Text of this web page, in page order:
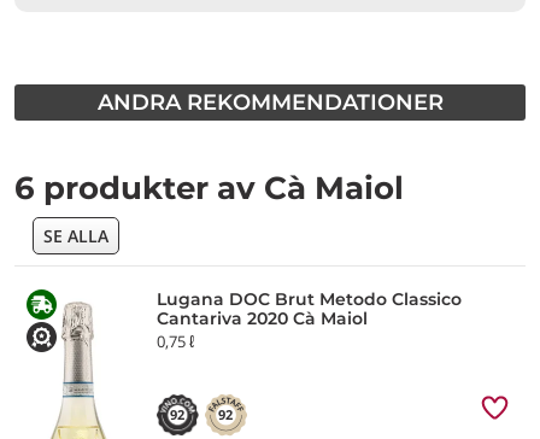
ANDRA REKOMMENDATIONER
6 produkter av Cà Maiol
SE ALLA
Lugana DOC Brut Metodo Classico
Cantariva 2020 Cà Maiol
0,75 ℓ
92 92